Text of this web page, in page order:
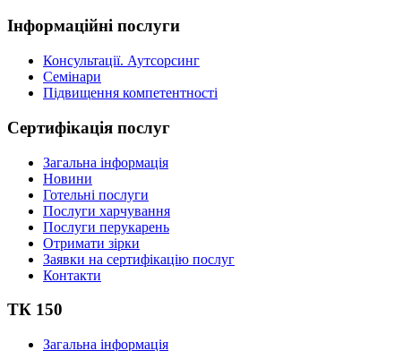
Інформаційні послуги
Консультації. Аутсорсинг
Семінари
Підвищення компетентності
Сертифікація послуг
Загальна інформація
Новини
Готельні послуги
Послуги харчування
Послуги перукарень
Отримати зірки
Заявки на сертифікацію послуг
Контакти
ТК 150
Загальна інформація